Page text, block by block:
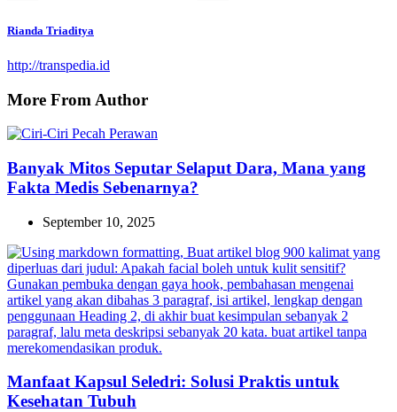
Rianda Triaditya
http://transpedia.id
More From Author
Banyak Mitos Seputar Selaput Dara, Mana yang
Fakta Medis Sebenarnya?
September 10, 2025
Manfaat Kapsul Seledri: Solusi Praktis untuk
Kesehatan Tubuh